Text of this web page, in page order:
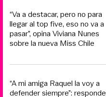
“Va a destacar, pero no para
llegar al top five, eso no va a
pasar”, opina Viviana Nunes
sobre la nueva Miss Chile
“A mi amiga Raquel la voy a
defender siempre”: responde